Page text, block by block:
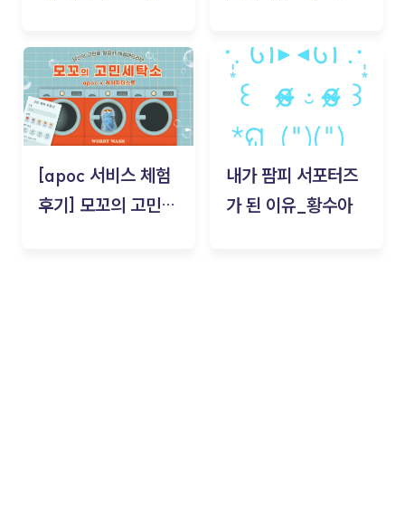
김태현
[apoc 서비스 체험
후기] 모꼬의 고민세
내가 팜피 서포터즈
가 된 이유_황수아